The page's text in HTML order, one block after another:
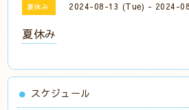
夏休み 2024-08-13 (Tue) - 2024-
夏休み
スケジュール